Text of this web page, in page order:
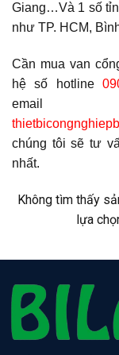
Giang…Và 1 số
như TP. HCM,
Cần mua van
hệ số hotline
email
chúng tôi sẽ tư
nhất.
Không tìm thấy
lựa